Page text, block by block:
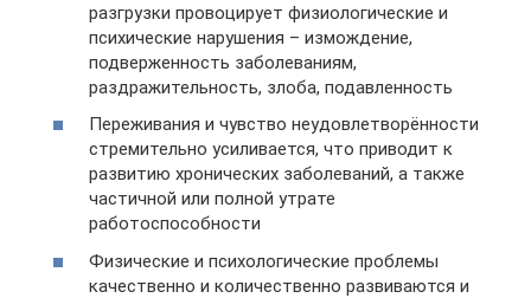
разгрузки провоцирует физиологические и
психические нарушения – измождение,
подверженность заболеваниям,
раздражительность, злоба, подавленность
Переживания и чувство неудовлетворённости
стремительно усиливается, что приводит к
развитию хронических заболеваний, а также
частичной или полной утрате
работоспособности
Физические и психологические проблемы
качественно и количественно развиваются и